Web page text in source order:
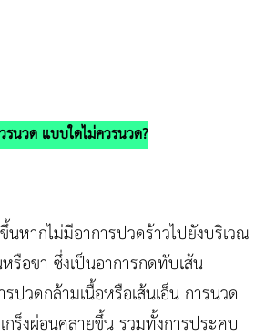
นวด แบบใดไม่ควรนวด?
นหากไม่มีอาการปวดร้าวไปยังบริเวณ
รือขา ซึ่งเป็นอาการกดทับเส้น
ปวดกล้ามเนื้อหรือเส้นเอ็น การนวด
กร็งผ่อนคลายขึ้น รวมทั้งการประคบ